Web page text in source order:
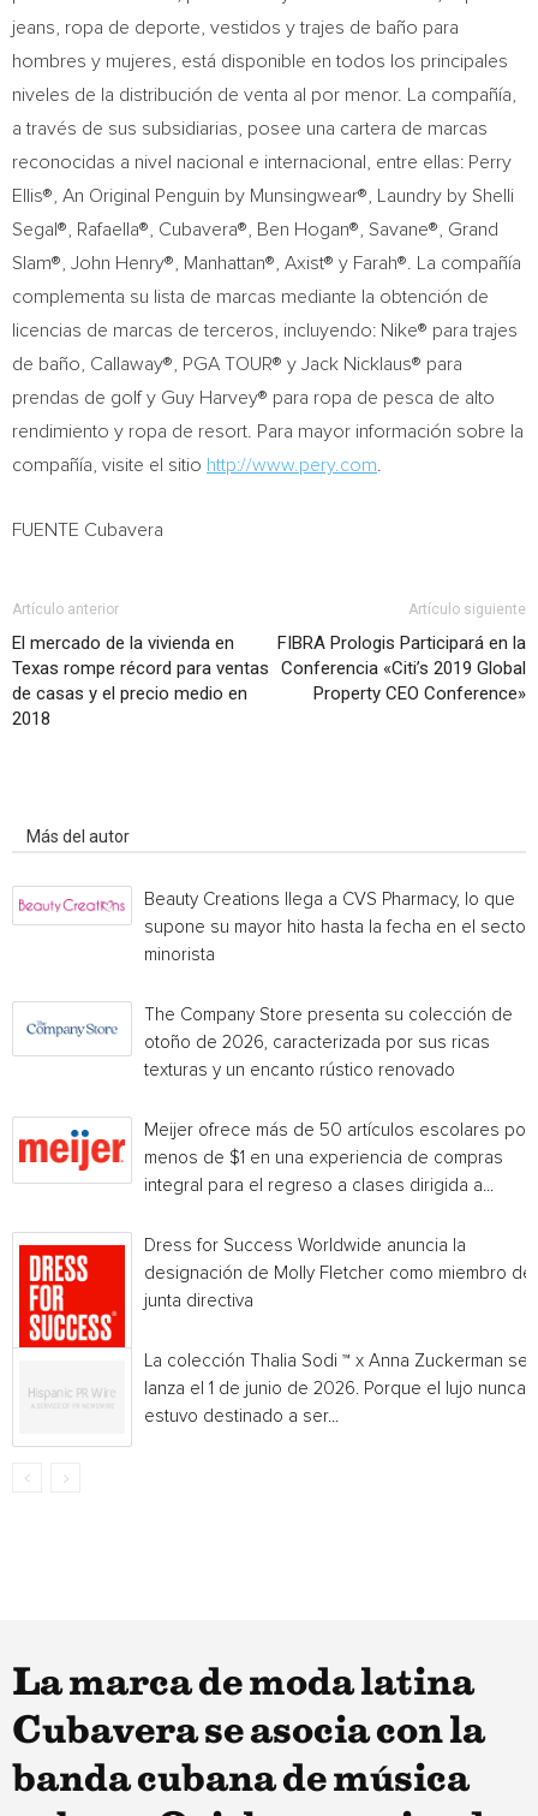
jeans, ropa de deporte, vestidos y trajes de baño para
hombres y mujeres, está disponible en todos los principales
niveles de la distribución de venta al por menor. La compañía,
a través de sus subsidiarias, posee una cartera de marcas
reconocidas a nivel nacional e internacional, entre ellas: Perry
Ellis®, An Original Penguin by Munsingwear®, Laundry by Shelli
Segal®, Rafaella®, Cubavera®, Ben Hogan®, Savane®, Grand
Slam®, John Henry®, Manhattan®, Axist® y Farah®. La compañía
complementa su lista de marcas mediante la obtención de
licencias de marcas de terceros, incluyendo: Nike® para trajes
de baño, Callaway®, PGA TOUR® y Jack Nicklaus® para
prendas de golf y Guy Harvey® para ropa de pesca de alto
rendimiento y ropa de resort. Para mayor información sobre la
compañía, visite el sitio http://www.pery.com
FUENTE Cubavera
Artículo anterior
El mercado de la vivienda en
Texas rompe récord para ventas
de casas y el precio medio en
2018
Artículo siguiente
FIBRA Prologis Participará en la
Conferencia «Citi’s 2019 Global
Property CEO Conference»
Más del autor
Beauty Creations llega a CVS Pharmacy, lo que
supone su mayor hito hasta la fecha en el sector
minorista
The Company Store presenta su colección de
otoño de 2026, caracterizada por sus ricas
texturas y un encanto rústico renovado
Meijer ofrece más de 50 artículos escolares por
menos de $1 en una experiencia de compras
integral para el regreso a clases dirigida a...
Dress for Success Worldwide anuncia la
designación de Molly Fletcher como miembro de
junta directiva
La colección Thalia Sodi ™ x Anna Zuckerman se
lanza el 1 de junio de 2026. Porque el lujo nunca
estuvo destinado a ser...
La marca de moda latina
Cubavera se asocia con la
banda cubana de música